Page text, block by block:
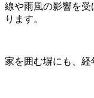
線や雨風の影響を
ります。
家を囲む塀にも、経